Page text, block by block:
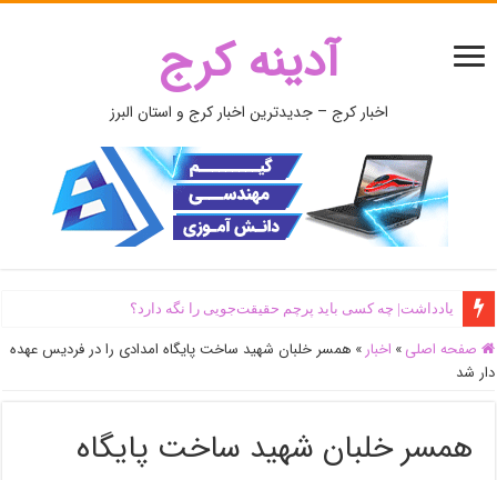
آدینه کرج
اخبار کرج – جدیدترین اخبار کرج و استان البرز
یادداشت| ‌چه کسی باید پرچم حقیقت‌جویی را نگه دارد؟
صفحه اصلی » اخبار » همسر خلبان شهید ساخت پایگاه امدادی را در فردیس عهده
دار شد
همسر خلبان شهید ساخت پایگاه